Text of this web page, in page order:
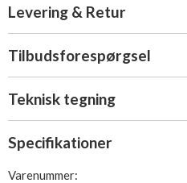
Levering & Retur
Tilbudsforespørgsel
Teknisk tegning
Specifikationer
Varenummer: